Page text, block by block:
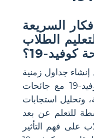
السريعة
الطلاب
كوفيد-19؟
جداول زمنية
لأحداث كوفيد-19، مقارنة كوفيد-19 مع جائحات
وتحليل استجابات
للتعلم عن بعد
على فهم التأثير